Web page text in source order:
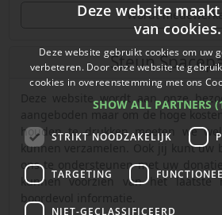
Wordt
Steun
Deze website wordt aan onze
aangeboden maar om de hoge
houden te drukken moeten we
kunnen verzamelen. Ook jij kunt uw
ons te ondersteunen met uw
kunnen voorzien van het laatste
Deze website
van cookies.
Deze website gebruikt cookies om uw
verbeteren. Door onze website te
cookies in overeenstemming met ons
SHOW ALL PARTNERS
STRIKT NOODZAKELIJK
TARGETING
NIET-GECLASSIFICEERD